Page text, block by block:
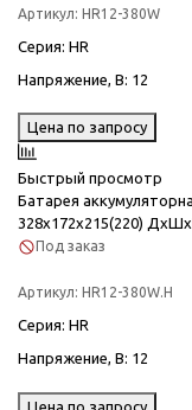
Артикул: HR12-380W
Серия: HR
Напряжение, В: 12
Цена по запросу
Быстрый просмотр
Батарея
328x172х215(220)
Под заказ
Артикул: HR12-380W.H
Серия: HR
Напряжение, В: 12
Цена по запросу